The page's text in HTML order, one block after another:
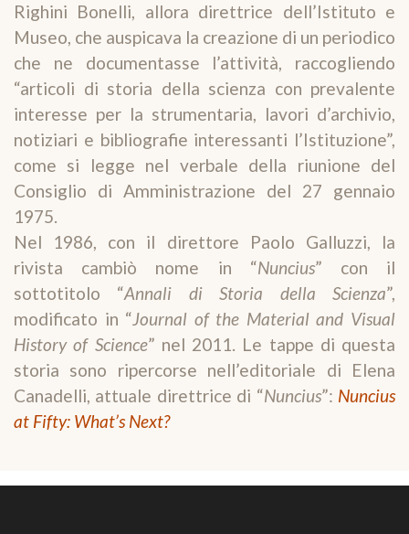
Righini Bonelli, allora direttrice dell’Istituto e
Museo, che auspicava la creazione di un periodico
che ne documentasse l’attività, raccogliendo
“articoli di storia della scienza con prevalente
interesse per la strumentaria, lavori d’archivio,
notiziari e bibliografie interessanti l’Istituzione”,
come si legge nel verbale della riunione del
Consiglio di Amministrazione del 27 gennaio
1975.
Nel 1986, con il direttore Paolo Galluzzi, la
rivista cambiò nome in “Nuncius” con il
sottotitolo “Annali di Storia della Scienza”,
modificato in “Journal of the Material and Visual
History of Science” nel 2011. Le tappe di questa
storia sono ripercorse nell’editoriale di Elena
Canadelli, attuale direttrice di “Nuncius”: Nuncius
at Fifty: What’s Next?